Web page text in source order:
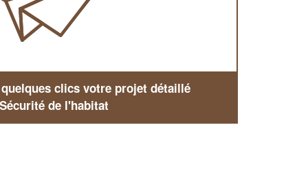
clics votre projet détaillé
de l'habitat